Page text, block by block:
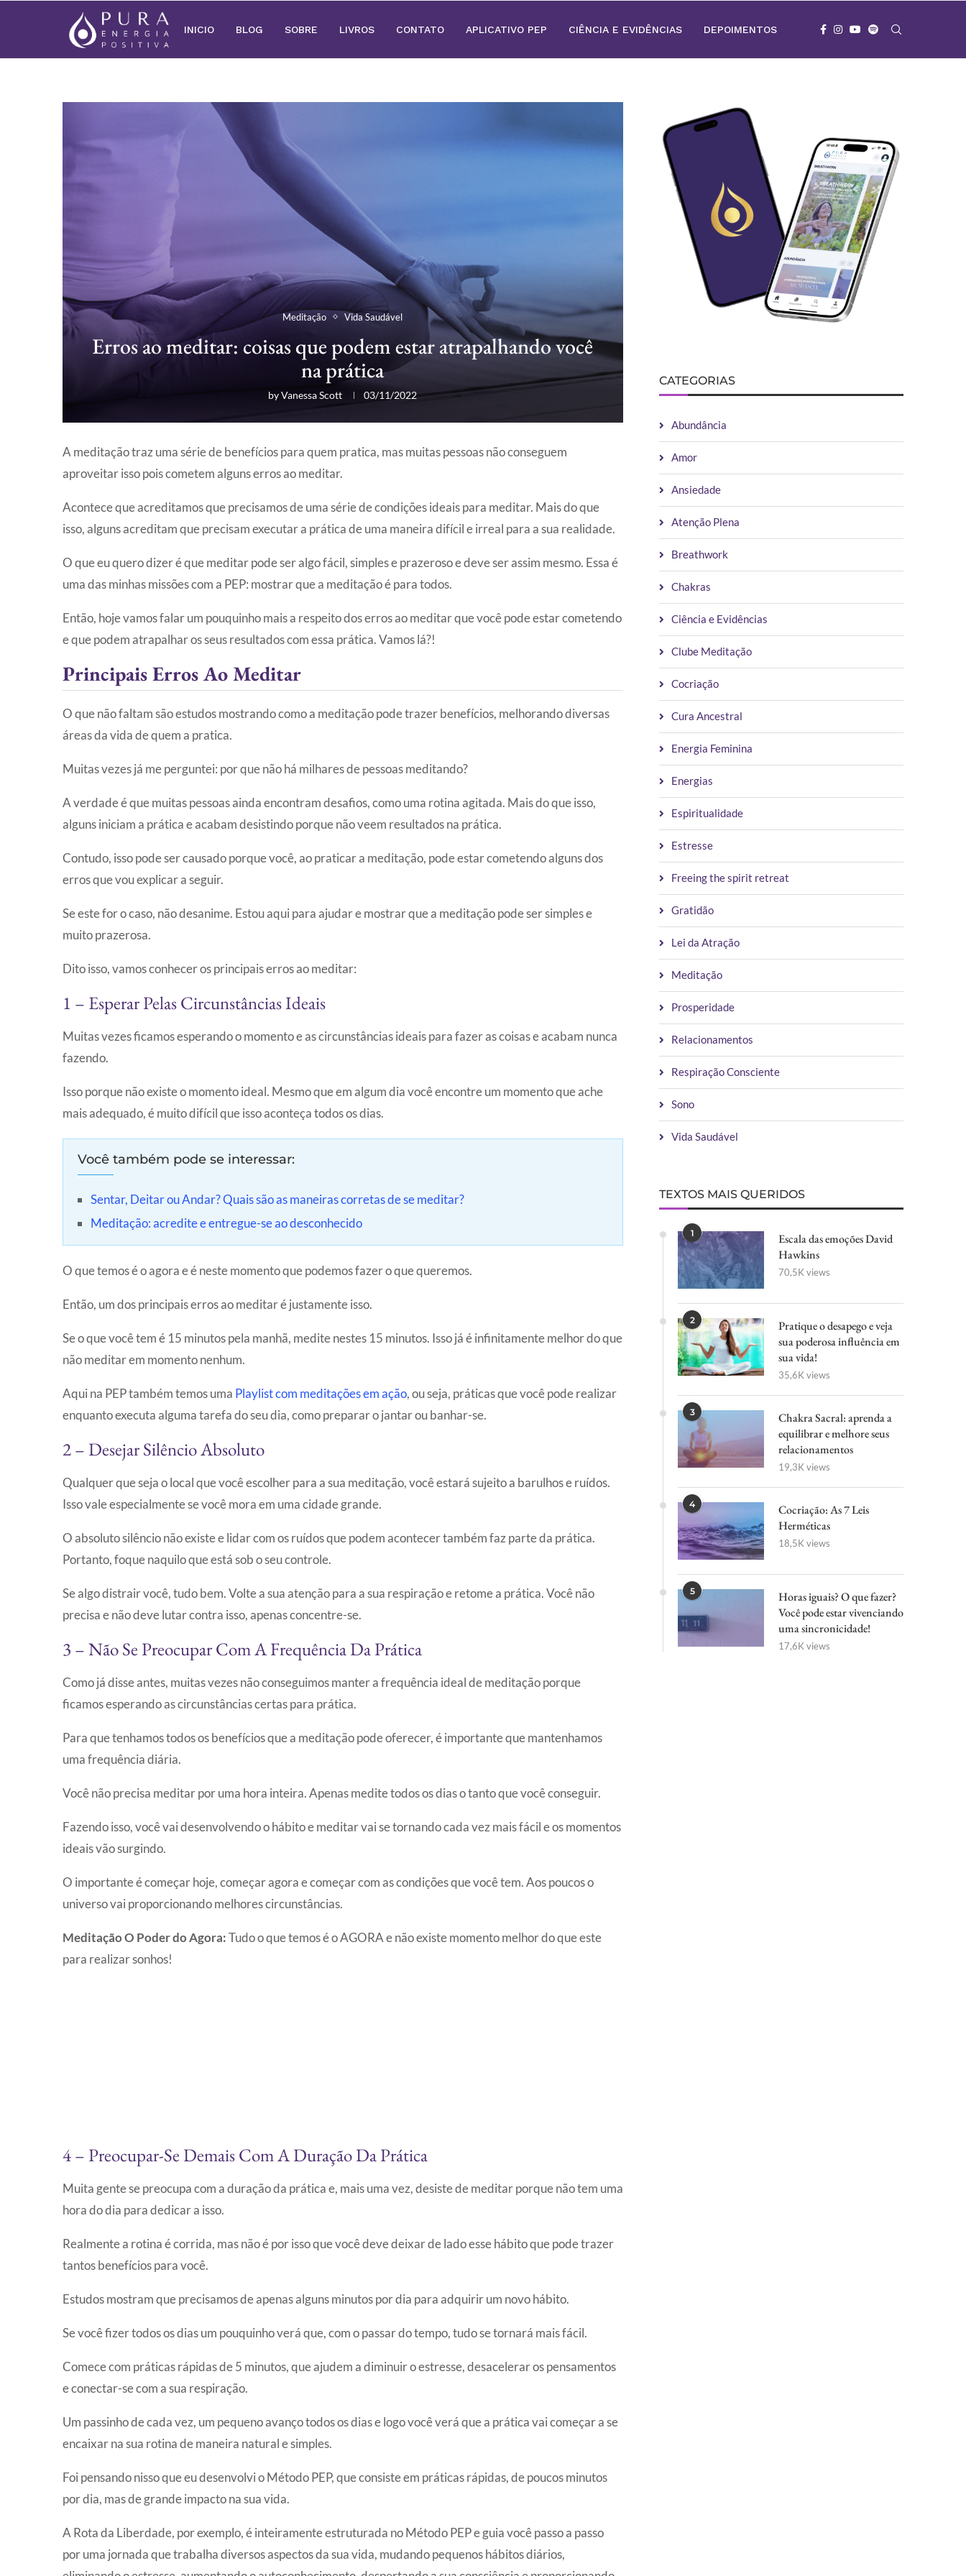
INICIO BLOG SOBRE LIVROS CONTATO APLICATIVO PEP CIÊNCIA E EVIDÊNCIAS DEPOIMENTOS
Meditação Vida Saudável
Erros ao meditar: coisas que podem estar atrapalhando você
na prática
byVanessa Scott 03/11/2022
A meditação traz uma série de benefícios para quem pratica, mas muitas pessoas não conseguem
aproveitar isso pois cometem alguns erros ao meditar.
Acontece que acreditamos que precisamos de uma série de condições ideais para meditar. Mais do que
isso, alguns acreditam que precisam executar a prática de uma maneira difícil e irreal para a sua realidade.
O que eu quero dizer é que meditar pode ser algo fácil, simples e prazeroso e deve ser assim mesmo. Essa é
uma das minhas missões com a PEP: mostrar que a meditação é para todos.
Então, hoje vamos falar um pouquinho mais a respeito dos erros ao meditar que você pode estar cometendo
e que podem atrapalhar os seus resultados com essa prática. Vamos lá?!
Principais Erros Ao Meditar
O que não faltam são estudos mostrando como a meditação pode trazer benefícios, melhorando diversas
áreas da vida de quem a pratica.
Muitas vezes já me perguntei: por que não há milhares de pessoas meditando?
A verdade é que muitas pessoas ainda encontram desafios, como uma rotina agitada. Mais do que isso,
alguns iniciam a prática e acabam desistindo porque não veem resultados na prática.
Contudo, isso pode ser causado porque você, ao praticar a meditação, pode estar cometendo alguns dos
erros que vou explicar a seguir.
Se este for o caso, não desanime. Estou aqui para ajudar e mostrar que a meditação pode ser simples e
muito prazerosa.
Dito isso, vamos conhecer os principais erros ao meditar:
1 – Esperar Pelas Circunstâncias Ideais
Muitas vezes ficamos esperando o momento e as circunstâncias ideais para fazer as coisas e acabam nunca
fazendo.
Isso porque não existe o momento ideal. Mesmo que em algum dia você encontre um momento que ache
mais adequado, é muito difícil que isso aconteça todos os dias.
Você também pode se interessar:
Sentar, Deitar ou Andar? Quais são as maneiras corretas de se meditar?
Meditação: acredite e entregue-se ao desconhecido
O que temos é o agora e é neste momento que podemos fazer o que queremos.
Então, um dos principais erros ao meditar é justamente isso.
Se o que você tem é 15 minutos pela manhã, medite nestes 15 minutos. Isso já é infinitamente melhor do que
não meditar em momento nenhum.
Aqui na PEP também temos uma Playlist com meditações em ação, ou seja, práticas que você pode realizar
enquanto executa alguma tarefa do seu dia, como preparar o jantar ou banhar-se.
2 – Desejar Silêncio Absoluto
Qualquer que seja o local que você escolher para a sua meditação, você estará sujeito a barulhos e ruídos.
Isso vale especialmente se você mora em uma cidade grande.
O absoluto silêncio não existe e lidar com os ruídos que podem acontecer também faz parte da prática.
Portanto, foque naquilo que está sob o seu controle.
Se algo distrair você, tudo bem. Volte a sua atenção para a sua respiração e retome a prática. Você não
precisa e não deve lutar contra isso, apenas concentre-se.
3 – Não Se Preocupar Com A Frequência Da Prática
Como já disse antes, muitas vezes não conseguimos manter a frequência ideal de meditação porque
ficamos esperando as circunstâncias certas para prática.
Para que tenhamos todos os benefícios que a meditação pode oferecer, é importante que mantenhamos
uma frequência diária.
Você não precisa meditar por uma hora inteira. Apenas medite todos os dias o tanto que você conseguir.
Fazendo isso, você vai desenvolvendo o hábito e meditar vai se tornando cada vez mais fácil e os momentos
ideais vão surgindo.
O importante é começar hoje, começar agora e começar com as condições que você tem. Aos poucos o
universo vai proporcionando melhores circunstâncias.
Meditação O Poder do Agora:Tudo o que temos é o AGORA e não existe momento melhor do que este
para realizar sonhos!
4 – Preocupar-Se Demais Com A Duração Da Prática
Muita gente se preocupa com a duração da prática e, mais uma vez, desiste de meditar porque não tem uma
hora do dia para dedicar a isso.
Realmente a rotina é corrida, mas não é por isso que você deve deixar de lado esse hábito que pode trazer
tantos benefícios para você.
Estudos mostram que precisamos de apenas alguns minutos por dia para adquirir um novo hábito.
Se você fizer todos os dias um pouquinho verá que, com o passar do tempo, tudo se tornará mais fácil.
Comece com práticas rápidas de 5 minutos, que ajudem a diminuir o estresse, desacelerar os pensamentos
e conectar-se com a sua respiração.
Um passinho de cada vez, um pequeno avanço todos os dias e logo você verá que a prática vai começar a se
encaixar na sua rotina de maneira natural e simples.
Foi pensando nisso que eu desenvolvi o Método PEP, que consiste em práticas rápidas, de poucos minutos
por dia, mas de grande impacto na sua vida.
A Rota da Liberdade, por exemplo, é inteiramente estruturada no Método PEP e guia você passo a passo
por uma jornada que trabalha diversos aspectos da sua vida, mudando pequenos hábitos diários,
CATEGORIAS
Abundância
Amor
Ansiedade
Atenção Plena
Breathwork
Chakras
Ciência e Evidências
Clube Meditação
Cocriação
Cura Ancestral
Energia Feminina
Energias
Espiritualidade
Estresse
Freeing the spirit retreat
Gratidão
Lei da Atração
Meditação
Prosperidade
Relacionamentos
Respiração Consciente
Sono
Vida Saudável
TEXTOS MAIS QUERIDOS
1
Escala das emoções David
Hawkins
70,5K views
2
Pratique o desapego e veja
sua poderosa influência em
sua vida!
35,6K views
3
Chakra Sacral: aprenda a
equilibrar e melhore seus
relacionamentos
19,3K views
4
Cocriação: As 7 Leis
Herméticas
18,5K views
5
Horas iguais? O que fazer?
Você pode estar vivenciando
uma sincronicidade!
17,6K views